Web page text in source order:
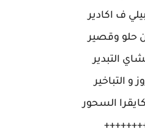
ف اكادير
حلو وقصير
التبدير
و التباخير
السحور